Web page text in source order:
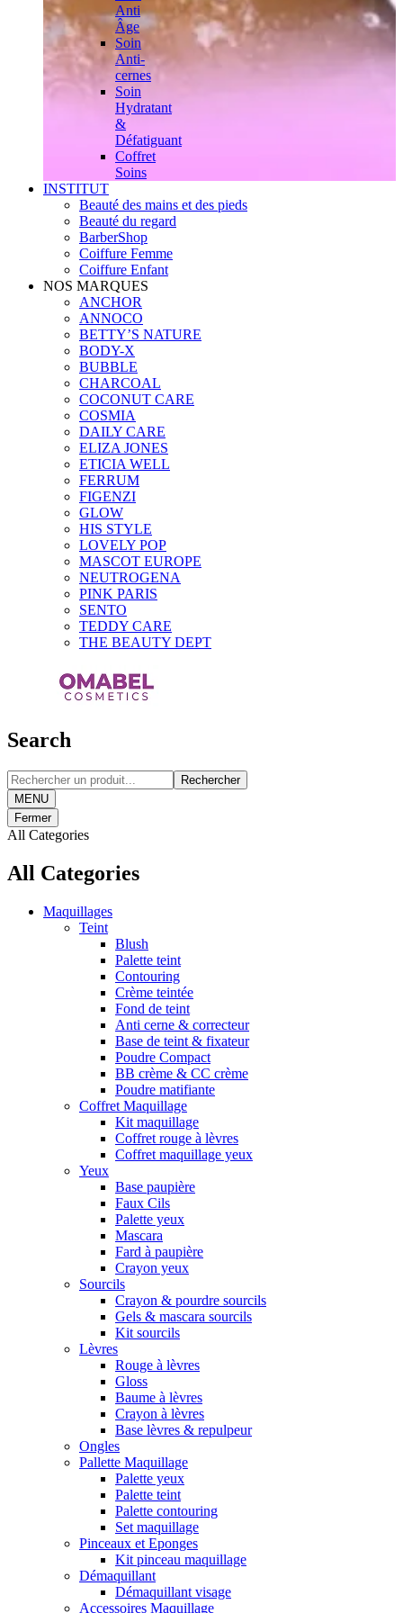
Anti
Âge
Soin
Anti-
cernes
Soin
Hydratant
&
Défatiguant
Coffret
Soins
INSTITUT
Beauté des mains et des pieds
Beauté du regard
BarberShop
Coiffure Femme
Coiffure Enfant
NOS MARQUES
ANCHOR
ANNOCO
BETTY’S NATURE
BODY-X
BUBBLE
CHARCOAL
COCONUT CARE
COSMIA
DAILY CARE
ELIZA JONES
ETICIA WELL
FERRUM
FIGENZI
GLOW
HIS STYLE
LOVELY POP
MASCOT EUROPE
NEUTROGENA
PINK PARIS
SENTO
TEDDY CARE
THE BEAUTY DEPT
Search
Rechercher
MENU
Fermer
All Categories
All Categories
Maquillages
Teint
Blush
Palette teint
Contouring
Crème teintée
Fond de teint
Anti cerne & correcteur
Base de teint & fixateur
Poudre Compact
BB crème & CC crème
Poudre matifiante
Coffret Maquillage
Kit maquillage
Coffret rouge à lèvres
Coffret maquillage yeux
Yeux
Base paupière
Faux Cils
Palette yeux
Mascara
Fard à paupière
Crayon yeux
Sourcils
Crayon & pourdre sourcils
Gels & mascara sourcils
Kit sourcils
Lèvres
Rouge à lèvres
Gloss
Baume à lèvres
Crayon à lèvres
Base lèvres & repulpeur
Ongles
Pallette Maquillage
Palette yeux
Palette teint
Palette contouring
Set maquillage
Pinceaux et Eponges
Kit pinceau maquillage
Démaquillant
Démaquillant visage
Accessoires Maquillage